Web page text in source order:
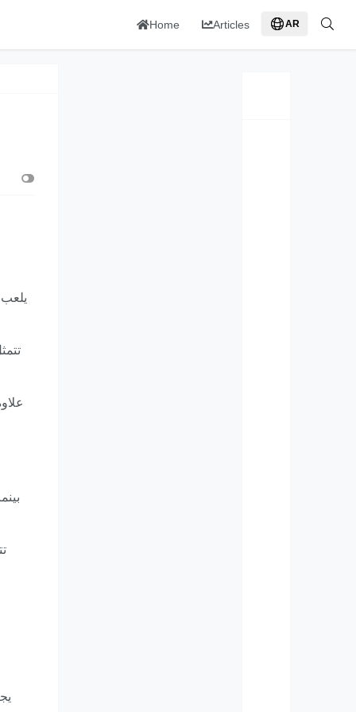
Home Articles AR
يلعب